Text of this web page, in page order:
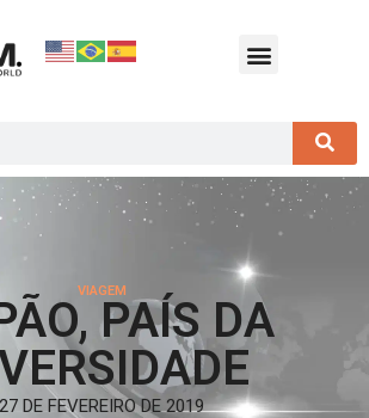
VIAGEM
PAÍS DA
27 DE FEVEREIRO DE 2019